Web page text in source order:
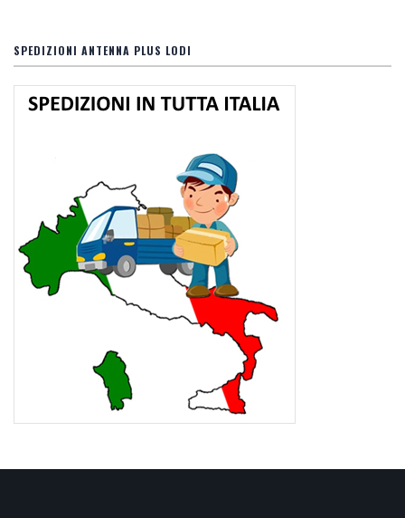
SPEDIZIONI ANTENNA PLUS LODI